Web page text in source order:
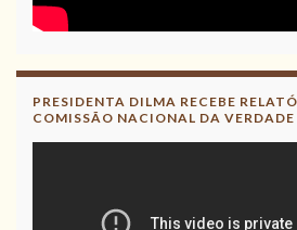
PRESIDENTA DILMA RECEBE
COMISSÃO NACIONAL DA VERDADE